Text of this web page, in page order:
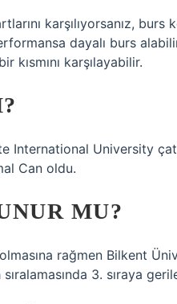
karşılıyorsanız,
dayalı burs
kısmını karşılayabilir.
International University
Can oldu.
MU?
rağmen Bilkent
3. sıraya